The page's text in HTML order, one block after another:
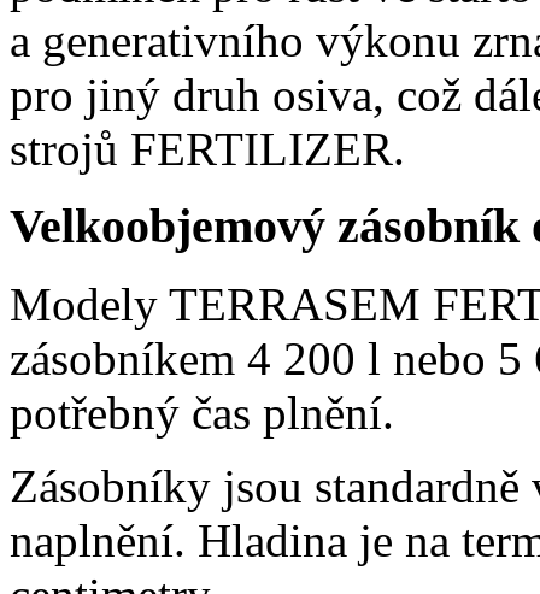
a generativního výkonu
pro jiný druh osiva, což
strojů FERTILIZER.
Velkoobjemový zásobník
Modely TERRASEM
zásobníkem 4 200 l nebo 5
potřebný čas plnění.
Zásobníky jsou standardně
naplnění. Hladina je na